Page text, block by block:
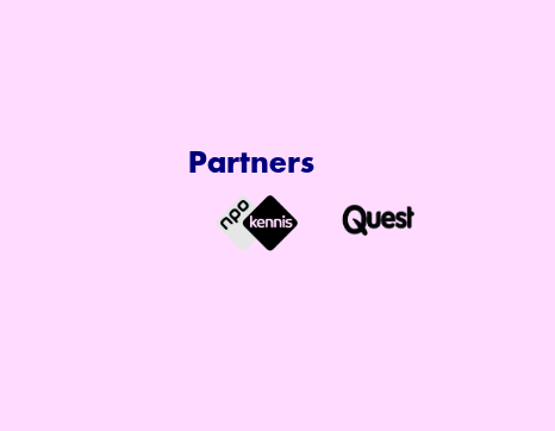
Partners